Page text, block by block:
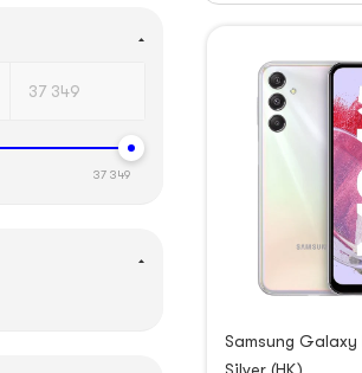
Samsung Galaxy
37 349